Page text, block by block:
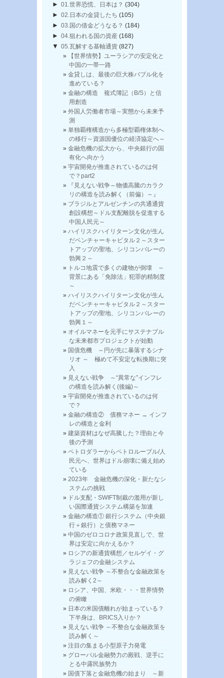
► 01.世界恐慌、日本は？ (304)
► 02.日本の金貸したち (105)
► 03.国の借金どうなる？ (184)
► 04.狙われる国の資産 (168)
▼ 05.瓦解する基軸通貨 (827)
【世界情勢】ユーラシアの安定化と
中国の一帯一路
金貸しは、最後の巨大株バブル化を
進めている？
金融の構造 複式簿記（B/S）と信
用創造
外国人労働者市場～実態から未来予
測
単独覇権構造から多極型覇権体制へ
の移行～資源国優位の経済協定へ～
金融危機の拡大から、中央銀行の国
有化へ向かう
宇宙開発が推進されているのは何
で？part2
『見えない戦争～物価高騰のカラク
リの構造を読み解く（前偏）～』
ブラジルとアルゼンチンの共通通貨
創設構想～ドル支配離脱を促進する
中国人民元～
ハイリスクハイリターン文化が生ん
だベンチャーキャピタル２～スター
トアップの聖地、シリコンバレーの
勃興２～
トルコ地震で多くの建物が倒壊 ～
背景にある「免除法」犯罪的精制度
～
ハイリスクハイリターン文化が生ん
だベンチャーキャピタル２～スター
トアップの聖地、シリコンバレーの
勃興１～
オイルマネーを元手にサステナブル
な未来都市プロジェクトが始動
国債危機 ～円が先に暴落するシナ
リオ ～ 極めて不安定な転換期に突
入
見えない戦争 ～“異常な”インフレ
の構造を読み解く(後編)～
宇宙開発が推進されているのは何
で？
金融の構造② 債務マネー → インフ
レの構造と金利
建築資材はなぜ高騰した？理由と今
後の予測
ペトロダラーからペトロルーブル/人
民元へ、世界はドル崩壊に備え始め
ている
2023年 金融危機の深化・新たなシ
ステムの挑戦
ドル支配・SWIFT制裁の濫用が新し
い国際通貨システム構築を加速
金融の構造① 銀行システム（中央銀
行＋銀行）と債務マネー
中国のゼロコロナ政策見直しで、世
界は安定に向かえるか？
ロシアの新通貨構想／セルゲイ・グ
ラジェフの金融システム
見えない戦争 ～不整合な金融政策を
読み解く2～
ロシア、中国、米欧・・・世界情勢
の俯瞰
日本の米国債離れが始まっている？
下半身は、BRICS入りか？
見えない戦争 ～不整合な金融政策を
読み解く～
注目の集まる小型原子力発電
グローバル金融勢力の殿戦、逆手に
とる中露民族勢力
国債下落と金融危機の始まり ～新